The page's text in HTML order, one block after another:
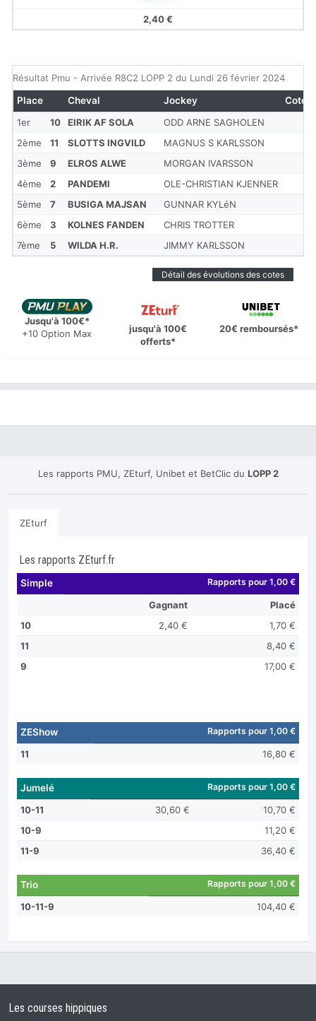
2,40 €
Résultat Pmu - Arrivée R8C2 LOPP 2 du Lundi 26 février 2024
1er 10 EIRIK AF SOLA
ODD ARNE SAGHOLEN
2ème
11 SLOTTS INGVILD
MAGNUS S KARLSSON
3ème
9 ELROS ALWE
MORGAN IVARSSON
4ème
2 PANDEMI
OLE-CHRISTIAN KJENNER
5ème
7 BUSIGA MAJSAN
GUNNAR KYLéN
6ème
3 KOLNES FANDEN
CHRIS TROTTER
7ème
5 WILDA H.R. JIMMY KARLSSON
Place Cheval Jockey Cote
Détail des évolutions des cotes
Jusqu'à 100€*
+10 Option Max
jusqu'à 100€
offerts*
20€ remboursés*
Les rapports PMU, ZEturf, Unibet et BetClic du LOPP 2
ZEturf
Les rapports ZEturf.fr
Simple Rapports pour 1,00 €
Gagnant
Placé
10
2,40 €
1,70 €
11
8,40 €
9
17,00 €
ZEShow Rapports pour 1,00 €
11 16,80 €
Jumelé Rapports pour 1,00 €
10-11 30,60 €
10,70 €
10-9
11,20 €
11-9
36,40 €
Trio Rapports pour 1,00 €
10-11-9 104,40 €
Les courses hippiques